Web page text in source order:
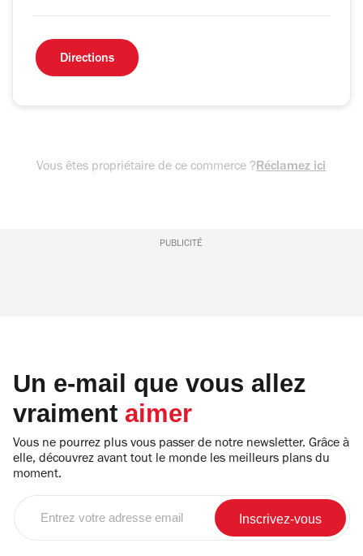
Directions
Vous êtes propriétaire de ce commerce ?Réclamez ici
PUBLICITÉ
Un e-mail que vous allez
vraiment aimer
Vous ne pourrez plus vous passer de notre newsletter. Grâce à
elle, découvrez avant tout le monde les meilleurs plans du
moment.